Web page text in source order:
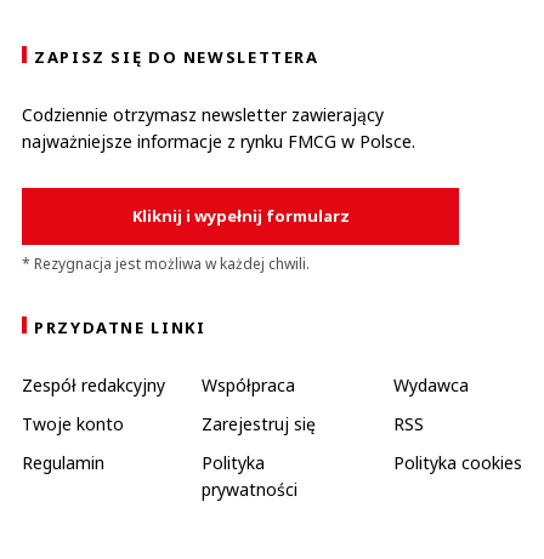
ZAPISZ SIĘ DO NEWSLETTERA
Codziennie otrzymasz newsletter zawierający
najważniejsze informacje z rynku FMCG w Polsce.
Kliknij i wypełnij formularz
* Rezygnacja jest możliwa w każdej chwili.
PRZYDATNE LINKI
Zespół redakcyjny Współpraca
Wydawca
Twoje konto
Zarejestruj się
RSS
Regulamin
Polityka
prywatności
Polityka cookies